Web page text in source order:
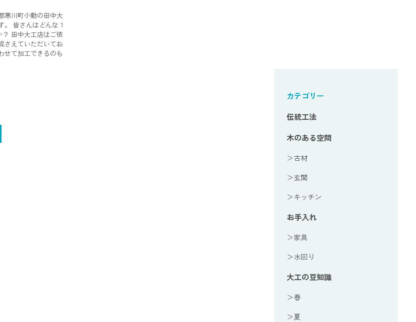
寒川町小動の田中大
。 皆さんはどんな１
？ 田中大工店はご依
さえていただいてお
せて加工できるのも
カテゴリー
伝統工法
木のある空間
＞古材
＞玄関
＞キッチン
お手入れ
＞家具
＞水回り
大工の豆知識
＞春
＞夏